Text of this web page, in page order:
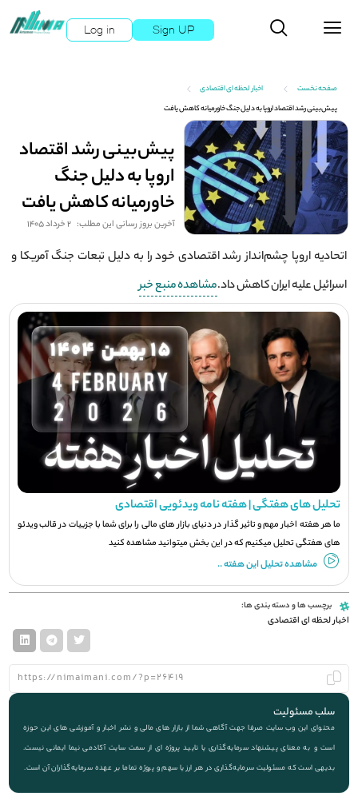
Log in Sign UP
صفحه نخست
اخبار لحظه ای اقتصادی
پیش‌بینی رشد اقتصاد اروپا به دلیل جنگ خاورمیانه کاهش یافت
پیش‌بینی رشد اقتصاد
اروپا به دلیل جنگ
خاورمیانه کاهش یافت
آخرین بروز رسانی این مطلب: 2 خرداد 1405
اتحادیه اروپا چشم‌انداز رشد اقتصادی خود را به دلیل تبعات جنگ آمریکا و
اسرائیل علیه ایران کاهش داد.مشاهده منبع خبر
تحلیل های هفتگی | هفته نامه ویدئویی اقتصادی
ما هر هفته اخبار مهم و تاثیر گذار در دنیای بازار های مالی را برای شما با جزيیات در قالب ویدئو
های هفتگی تحلیل میکنیم که در این بخش میتوانید مشاهده کنید
مشاهده تحلیل این هفته ..
برچسب ها و دسته بندی ها:
اخبار لحظه ای اقتصادی
سلب مسئولیت
محتوای این وب سایت صرفا جهت آگاهی شما از بازار های مالی و نشر اخبار و آموزشی های این حوزه
است و به معنای پیشنهاد سرمایه‌گذاری یا تایید پروژه ای از سمت سایت آکادمی نیما ایمانی نیست.
بدیهی است که مسئولیت سرمایه‌گذاری در هر ارز یا سهم و پروژه تماما بر عهده سرمایه‌گذاران آن است.